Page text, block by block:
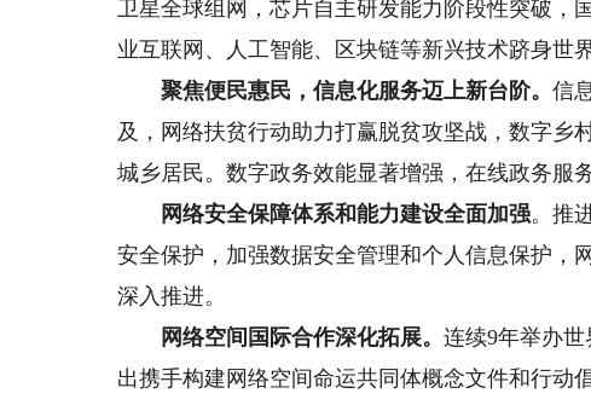
卫星全球组网，芯片自主研发能力阶段性突破，
业互联网、人工智能、区块链等新兴技术跻身世
聚焦便民惠民，信息化服务迈上新台阶。信
及，网络扶贫行动助力打赢脱贫攻坚战，数字乡
城乡居民。数字政务效能显著增强，在线政务服
网络安全保障体系和能力建设全面加强。推
安全保护，加强数据安全管理和个人信息保护，
深入推进。
网络空间国际合作深化拓展。连续9年举办
出携手构建网络空间命运共同体概念文件和行动